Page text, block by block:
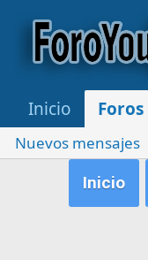
Inicio Foros
Nuevos mensajes
Inicio